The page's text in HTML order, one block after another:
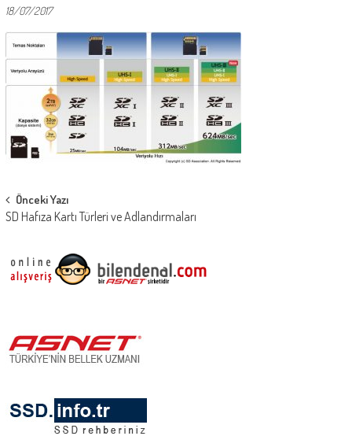
18/07/2017
Post
navigation
Önceki Yazı
SD Hafıza Kartı Türleri ve Adlandırmaları